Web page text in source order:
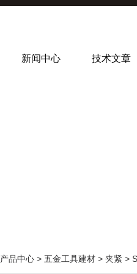
新闻中心 技术文章
产品中心 > 五金工具建材 > 夹紧 >